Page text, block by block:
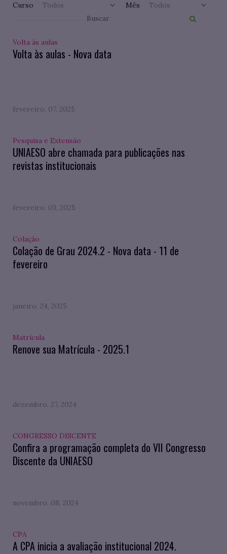
Curso
Mês
Volta às aulas
Volta às aulas - Nova data
fevereiro. 07, 2025
Pesquisa e Extensão
UNIAESO abre chamada para publicações nas
revistas institucionais
fevereiro. 03, 2025
Colação
Colação de Grau 2024.2 - Nova data - 11 de
fevereiro
janeiro. 24, 2025
Matrícula
Renove sua Matrícula - 2025.1
dezembro. 27, 2024
CONGRESSO DISCENTE
Confira a programação completa do VII Congresso
Discente da UNIAESO
novembro. 08, 2024
CPA
A CPA inicia a avaliação institucional 2024.